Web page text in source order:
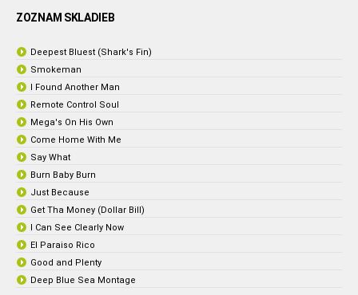
ZOZNAM SKLADIEB
Deepest Bluest (Shark's Fin)
Smokeman
I Found Another Man
Remote Control Soul
Mega's On His Own
Come Home With Me
Say What
Burn Baby Burn
Just Because
Get Tha Money (Dollar Bill)
I Can See Clearly Now
El Paraiso Rico
Good and Plenty
Deep Blue Sea Montage